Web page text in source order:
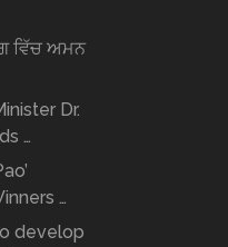
ਵਿੱਚ ਅਮਨ
Dr.
…
…
develop